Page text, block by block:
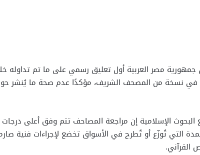
مصر العربية أول تعليق رسمي على ما تم تداوله
نسخة من المصحف الشريف، مؤكدًا عدم صحة ما يُنشر
الإسلامية إن مراجعة المصاحف تتم وفق أعلى درجات
التي تُوزّع أو تُطرح في الأسواق تخضع لإجراءات فنية
القرآني.